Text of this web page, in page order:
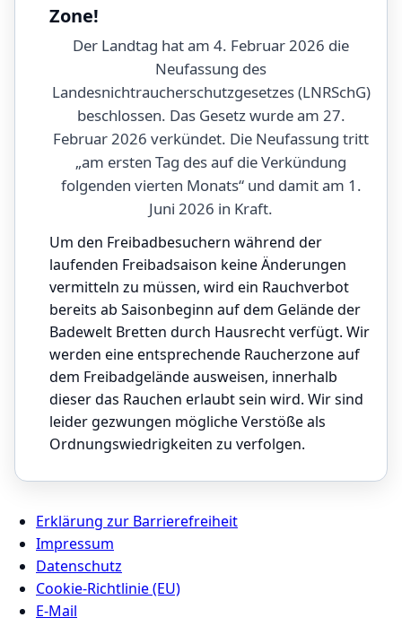
Zone!
Der Landtag hat am 4. Februar 2026 die
Neufassung des
Landesnichtraucherschutzgesetzes (LNRSchG)
beschlossen. Das Gesetz wurde am 27.
Februar 2026 verkündet. Die Neufassung tritt
„am ersten Tag des auf die Verkündung
folgenden vierten Monats“ und damit am 1.
Juni 2026 in Kraft.
Um den Freibadbesuchern während der
laufenden Freibadsaison keine Änderungen
vermitteln zu müssen, wird ein Rauchverbot
bereits ab Saisonbeginn auf dem Gelände der
Badewelt Bretten durch Hausrecht verfügt. Wir
werden eine entsprechende Raucherzone auf
dem Freibadgelände ausweisen, innerhalb
dieser das Rauchen erlaubt sein wird. Wir sind
leider gezwungen mögliche Verstöße als
Ordnungswiedrigkeiten zu verfolgen.
Erklärung zur Barrierefreiheit
Impressum
Datenschutz
Cookie-Richtlinie (EU)
E-Mail